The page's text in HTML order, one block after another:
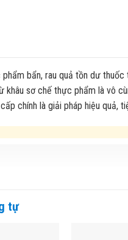
bẩn, rau quả tồn dư
khâu sơ chế thực phẩm là vô
chính là giải pháp hiệu quả,
tự